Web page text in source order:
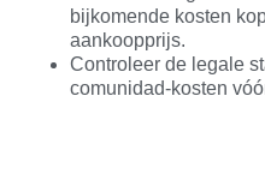
bijkomende kosten
aankoopprijs.
Controleer de legale
comunidad-kosten